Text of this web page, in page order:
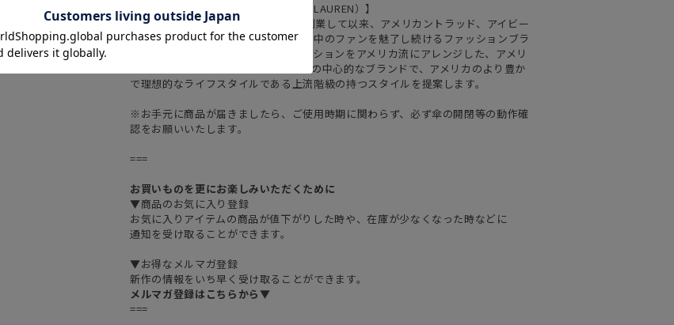
ポロ ラルフ ローレン（POLO RALPH LAUREN）】
1967年にアメリカ・ニューヨークで創業して以来、アメリカントラッド、アイビー
ファッションの中心的存在として世界中のファンを魅了し続けるファッションブラ
ンドです。イギリスの伝統的なファッションをアメリカ流にアレンジした、アメリ
カントラッド、アイビーファッションの中心的なブランドで、アメリカのより豊か
で理想的なライフスタイルである上流階級の持つスタイルを提案します。
※お手元に商品が届きましたら、ご使用時期に関わらず、必ず傘の開閉等の動作確
認をお願いいたします。
===
お買いものを更にお楽しみいただくために
▼商品のお気に入り登録
お気に入りアイテムの商品が値下がりした時や、在庫が少なくなった時などに
通知を受け取ることができます。
▼お得なメルマガ登録
新作の情報をいち早く受け取ることができます。
メルマガ登録はこちらから▼
===